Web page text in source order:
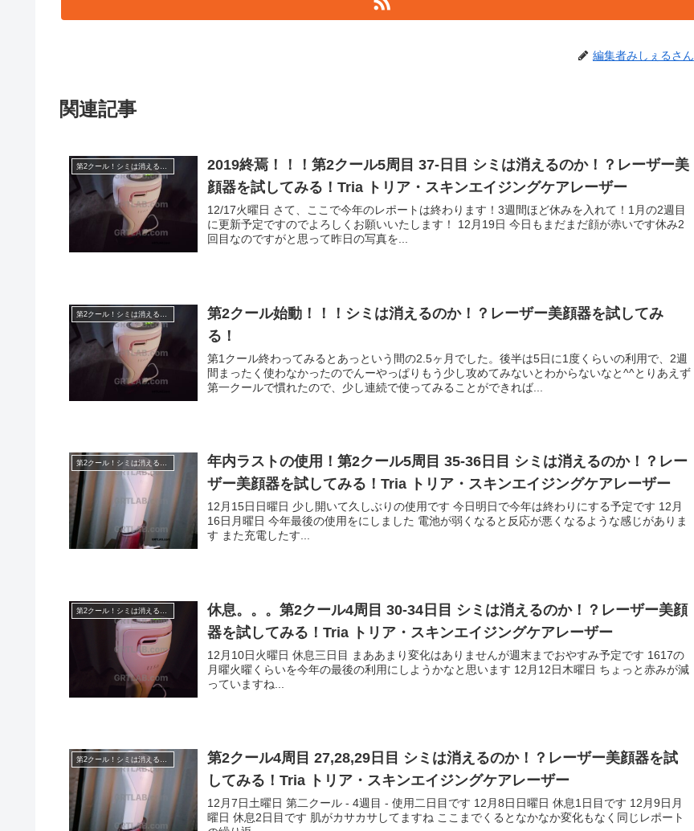
編集者みしぇるさん
関連記事
2019終焉！！！第2クール5周目 37-日目 シミは消えるのか！？レーザー美
顔器を試してみる！Tria トリア・スキンエイジングケアレーザー
12/17火曜日 さて、ここで今年のレポートは終わります！3週間ほど休みを入れて！1月の2週目
に更新予定ですのでよろしくお願いいたします！ 12月19日 今日もまだまだ顔が赤いです休み2
回目なのですがと思って昨日の写真を...
第2クール！シミは消えるのか！？
第2クール始動！！！シミは消えるのか！？レーザー美顔器を試してみ
る！
第1クール終わってみるとあっという間の2.5ヶ月でした。後半は5日に1度くらいの利用で、2週
間まったく使わなかったのでんーやっぱりもう少し攻めてみないとわからないなと^^とりあえず
第一クールで慣れたので、少し連続で使ってみることができれば...
年内ラストの使用！第2クール5周目 35-36日目 シミは消えるのか！？レー
ザー美顔器を試してみる！Tria トリア・スキンエイジングケアレーザー
12月15日日曜日 少し開いて久しぶりの使用です 今日明日で今年は終わりにする予定です 12月
16日月曜日 今年最後の使用をにしました 電池が弱くなると反応が悪くなるような感じがありま
す また充電したす...
第2クール！シミは消えるのか！？
休息。。。第2クール4周目 30-34日目 シミは消えるのか！？レーザー美顔
器を試してみる！Tria トリア・スキンエイジングケアレーザー
12月10日火曜日 休息三日目 まああまり変化はありませんが週末までおやすみ予定です 1617の
月曜火曜くらいを今年の最後の利用にしようかなと思います 12月12日木曜日 ちょっと赤みが減
っていますね...
第2クール！シミは消えるのか！？
第2クール4周目 27,28,29日目 シミは消えるのか！？レーザー美顔器を試
してみる！Tria トリア・スキンエイジングケアレーザー
12月7日土曜日 第二クール - 4週目 - 使用二日目です 12月8日日曜日 休息1日目です 12月9日月
曜日 休息2日目です 肌がカサカサしてますね ここまでくるとなかなか変化もなく同じレポート